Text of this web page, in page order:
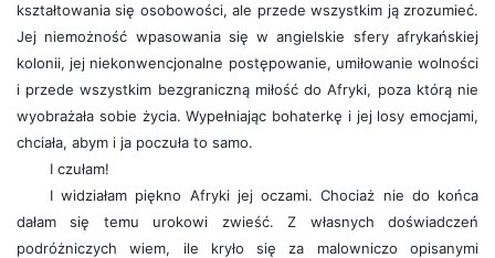
kształtowania się osobowości, ale przede wszystkim ją zrozumieć.
Jej niemożność wpasowania się w angielskie sfery afrykańskiej
kolonii, jej niekonwencjonalne postępowanie, umiłowanie wolności
i przede wszystkim bezgraniczną miłość do Afryki, poza którą nie
wyobrażała sobie życia. Wypełniając bohaterkę i jej losy emocjami,
chciała, abym i ja poczuła to samo.
I czułam!
I widziałam piękno Afryki jej oczami. Chociaż nie do końca
dałam się temu urokowi zwieść. Z własnych doświadczeń
podróżniczych wiem, ile kryło się za malowniczo opisanymi